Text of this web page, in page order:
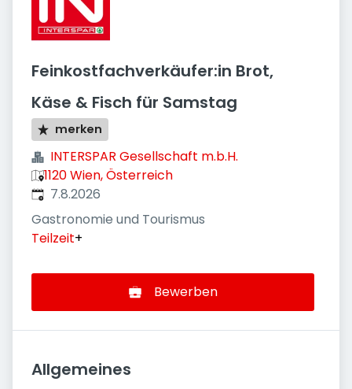
Feinkostfachverkäufer:in Brot,
Käse & Fisch für Samstag
merken
INTERSPAR Gesellschaft m.b.H.
1120 Wien, Österreich
Veröffentlicht
7.8.2026
Gastronomie und Tourismus
Teilzeit+
Bewerben
Allgemeines